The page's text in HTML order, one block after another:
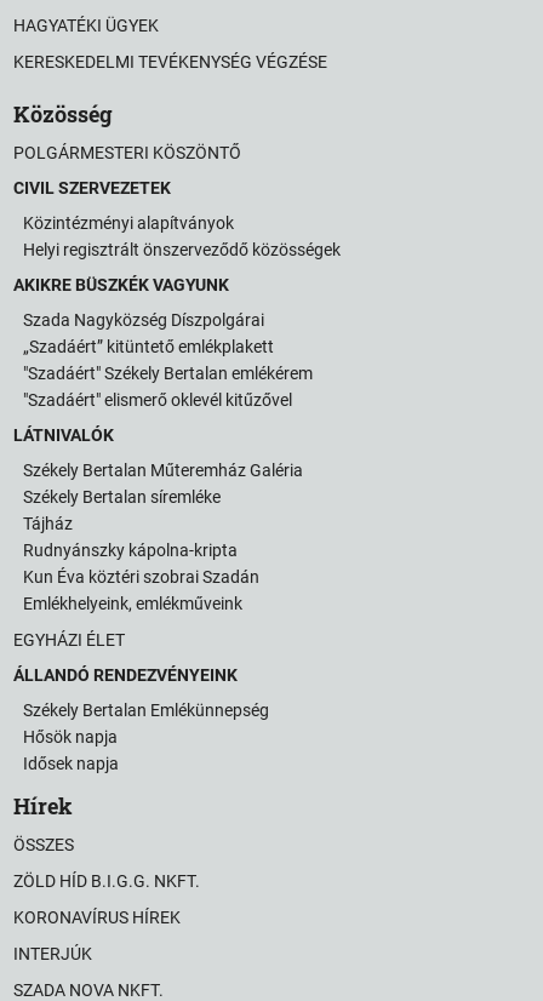
HAGYATÉKI ÜGYEK
KERESKEDELMI TEVÉKENYSÉG VÉGZÉSE
Közösség
POLGÁRMESTERI KÖSZÖNTŐ
CIVIL SZERVEZETEK
Közintézményi alapítványok
Helyi regisztrált önszerveződő közösségek
AKIKRE BÜSZKÉK VAGYUNK
Szada Nagyközség Díszpolgárai
„Szadáért” kitüntető emlékplakett
"Szadáért" Székely Bertalan emlékérem
"Szadáért" elismerő oklevél kitűzővel
LÁTNIVALÓK
Székely Bertalan Műteremház Galéria
Székely Bertalan síremléke
Tájház
Rudnyánszky kápolna-kripta
Kun Éva köztéri szobrai Szadán
Emlékhelyeink, emlékműveink
EGYHÁZI ÉLET
ÁLLANDÓ RENDEZVÉNYEINK
Székely Bertalan Emlékünnepség
Hősök napja
Idősek napja
Hírek
ÖSSZES
ZÖLD HÍD B.I.G.G. NKFT.
KORONAVÍRUS HÍREK
INTERJÚK
SZADA NOVA NKFT.